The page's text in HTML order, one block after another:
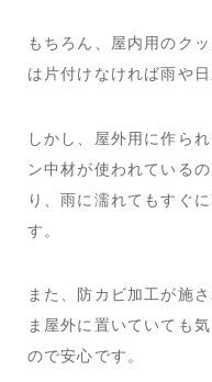
もちろん、屋内用のク
は片付けなければ雨や
しかし、屋外用に作ら
ン中材が使われている
り、雨に濡れてもすぐ
す。
また、防カビ加工が施
ま屋外に置いていても
ので安心です。